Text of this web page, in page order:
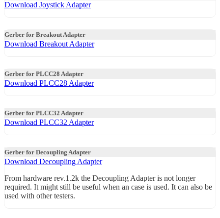
Download Joystick Adapter
Gerber for Breakout Adapter
Download Breakout Adapter
Gerber for PLCC28 Adapter
Download PLCC28 Adapter
Gerber for PLCC32 Adapter
Download PLCC32 Adapter
Gerber for Decoupling Adapter
Download Decoupling Adapter
From hardware rev.1.2k the Decoupling Adapter is not longer
required. It might still be useful when an case is used. It can also be
used with other testers.